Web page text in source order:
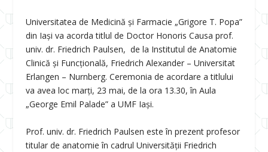
Universitatea de Medicină și Farmacie „Grigore T. Popa”
din Iași va acorda titlul de Doctor Honoris Causa prof.
univ. dr. Friedrich Paulsen, de la Institutul de Anatomie
Clinică și Funcțională, Friedrich Alexander – Universitat
Erlangen – Nurnberg. Ceremonia de acordare a titlului
va avea loc marți, 23 mai, de la ora 13.30, în Aula
„George Emil Palade” a UMF Iași.
Prof. univ. dr. Friedrich Paulsen este în prezent profesor
titular de anatomie în cadrul Universităţii Friedrich